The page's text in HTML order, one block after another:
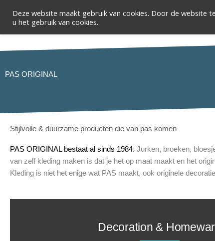
naar
Zoeken
PAS ORIGINAL
Stijlvolle & duurzame producten die van pas komen
PAS ORIGINAL bestaat al sinds 1984. Jurken, broeken,
van zelf kleding maken is dat je het op maat maakt en het
Kleding is niet het enige wat PAS maakt, ook originele
Decoration &
Deze website maakt gebruik van cookies. Door de website
u het gebruik van cookies.